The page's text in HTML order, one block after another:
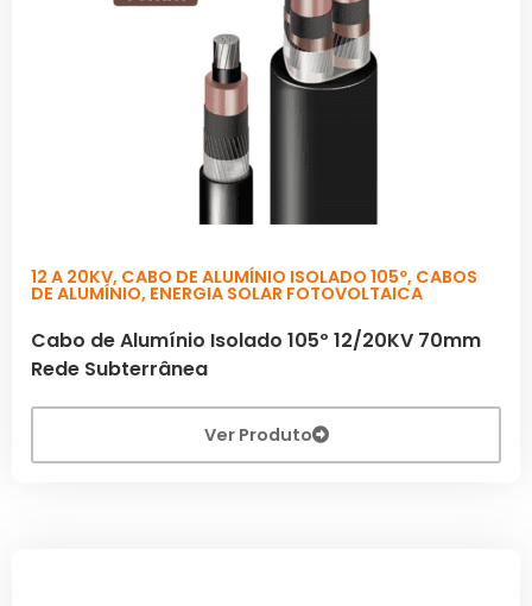
12 A 20KV, CABO DE ALUMÍNIO ISOLADO 105º, CABOS
DE ALUMÍNIO, ENERGIA SOLAR FOTOVOLTAICA
Cabo de Alumínio Isolado 105º 12/20KV 70mm
Rede Subterrânea
Ver Produto